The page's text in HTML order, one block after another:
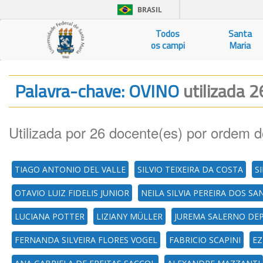
BRASIL
Todos
os campi
Santa
Maria
Palavra-chave: OVINOutilizada
Utilizada por 26 docente(es) por ordem
TIAGO ANTONIO DEL VALLE SILVIO TEIXEIRA DA COSTA
OTAVIO LUIZ FIDELIS JUNIOR NEILA SILVIA PEREIRA DOS
LUCIANA POTTER LIZIANY MÜLLER JUREMA SALERNO
FERNANDA SILVEIRA FLORES VOGEL FABRICIO SCAPINI